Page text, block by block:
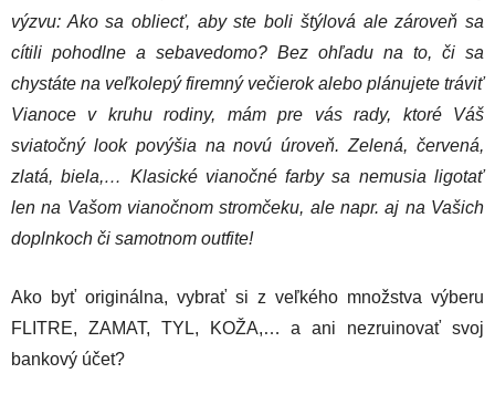
výzvu: Ako sa obliecť, aby ste boli štýlová ale zároveň sa
cítili pohodlne a sebavedomo? Bez ohľadu na to, či sa
chystáte na veľkolepý firemný večierok alebo plánujete tráviť
Vianoce v kruhu rodiny, mám pre vás rady, ktoré Váš
sviatočný look povýšia na novú úroveň. Zelená, červená,
zlatá, biela,… Klasické vianočné farby sa nemusia ligotať
len na Vašom vianočnom stromčeku, ale napr. aj na Vašich
doplnkoch či samotnom outfite!
Ako byť originálna, vybrať si z veľkého množstva výberu
FLITRE, ZAMAT, TYL, KOŽA,… a ani nezruinovať svoj
bankový účet?